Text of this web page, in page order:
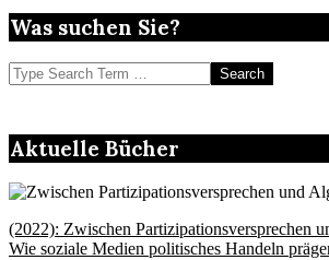
Was suchen Sie?
Search
Aktuelle Bücher
(2022): Zwischen Partizipationsversprechen
Wie soziale Medien politisches Handeln